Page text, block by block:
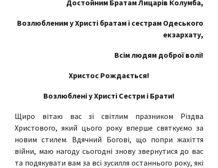
Достойним Братам Лицарів Колумба,
Возлюбленим у Христі братам і сестрам Одеського
екзархату,
Всім людям доброї волі!
Христос Рождається!
Возлюблені у Христі Сестри і Брати!
Щиро вітаю вас зі світлим празником Різдва
Христового, який цього року вперше святкуємо за
новим стилем. Вдячний Богові, що попри жахіття
війни, маю нагоду сьогодні знову звернутися до вас
та подякувати вам за всі зусилля останнього року, які